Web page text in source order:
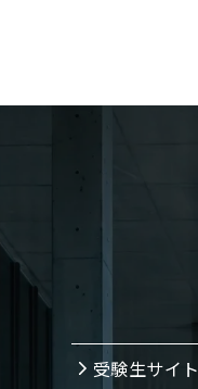
受験生サイト